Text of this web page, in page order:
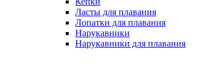
Ласты для плавания
Лопатки для плавания
Нарукавники
Нарукавники для плавания